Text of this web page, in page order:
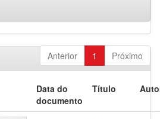
Anterior 1 Próximo
Data do
documento
Título